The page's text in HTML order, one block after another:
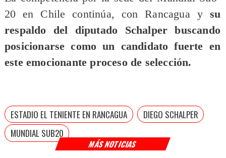
MÁS NOTICIAS
20 en Chile continúa, con Rancagua y su
respaldo del diputado Schalper buscando
posicionarse como un candidato fuerte en
este emocionante proceso de selección.
ESTADIO EL TENIENTE EN RANCAGUA
DIEGO SCHALPER
MUNDIAL SUB20